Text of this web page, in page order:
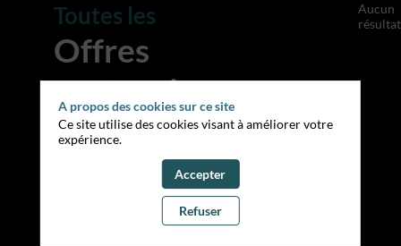
Toutes les
Offres
partenaires
Aucun
résultat
A propos des cookies sur ce site
Ce site utilise des cookies visant à améliorer votre
expérience.
Accepter
Refuser